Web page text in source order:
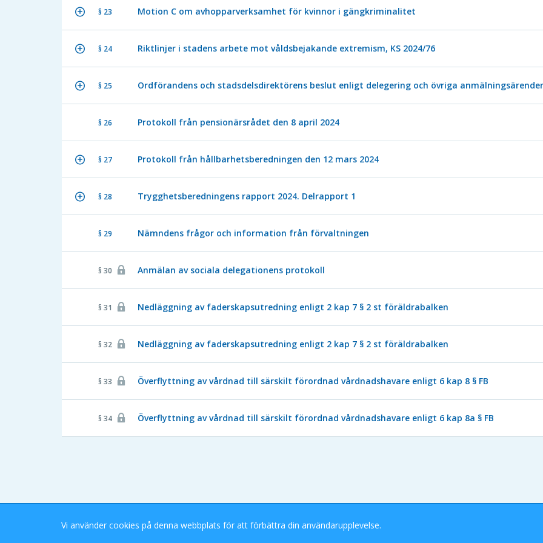
§ 23 Motion C om avhopparverksamhet för kvinnor i gängkriminalitet
§ 24 Riktlinjer i stadens arbete mot våldsbejakande extremism, KS 2024/76
§ 25 Ordförandens och stadsdelsdirektörens beslut enligt delegering och övriga
§ 26 Protokoll från pensionärsrådet den 8 april 2024
§ 27 Protokoll från hållbarhetsberedningen den 12 mars 2024
§ 28 Trygghetsberedningens rapport 2024. Delrapport 1
§ 29 Nämndens frågor och information från förvaltningen
§ 30 Anmälan av sociala delegationens protokoll
§ 31 Nedläggning av faderskapsutredning enligt 2 kap 7 § 2 st föräldrabalken
§ 32 Nedläggning av faderskapsutredning enligt 2 kap 7 § 2 st föräldrabalken
§ 33 Överflyttning av vårdnad till särskilt förordnad vårdnadshavare enligt 6 kap 8 § FB
§ 34 Överflyttning av vårdnad till särskilt förordnad vårdnadshavare enligt 6 kap 8a § FB
Stockholms Stad eDok Meetings
Vi använder cookies på denna webbplats för att förbättra din användarupplevelse.